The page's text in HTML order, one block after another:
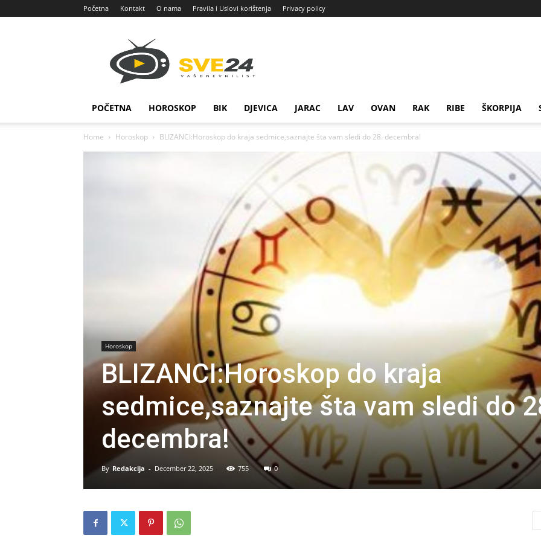
Početna Kontakt O nama Pravila i Uslovi korištenja Privacy policy
POČETNA HOROSKOP BIK DJEVICA JARAC LAV OVAN RAK RIBE ŠKORPIJA
Home Horoskop BLIZANCI:Horoskop do kraja sedmice,saznajte šta vam sledi do 28. decembra!
Horoskop
BLIZANCI:Horoskop do kraja
sedmice,saznajte šta vam sledi do
decembra!
By Redakcija - December 22, 2025 755 0